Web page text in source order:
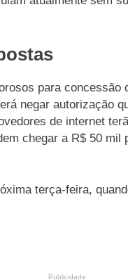
para concessão
negar autorização
de internet
chegar a R$ 50
terça-feira,
Publicidade